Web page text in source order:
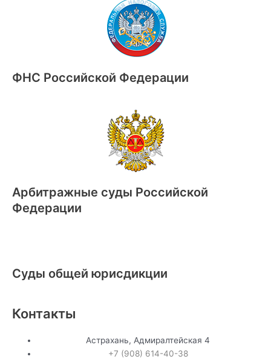
ФНС Российской Федерации
Арбитражные суды Российской
Федерации
Суды общей юрисдикции
Контакты
Астрахань, Адмиралтейская 4
+7 (908) 614-40-38